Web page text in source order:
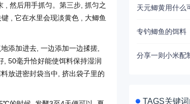
, 然后用手抓匀。第三步, 抓匀之
, 它在水里会现淡黄色 , 大鲫鱼
添加进去, 一边添加一边揉搓,
, 50毫升恰好能使饵料保持湿润
放进密封袋当中, 挤出袋子里的
天元鲫黄用什么
专钓鲫鱼的饵料
分享一则小米配
TAGS关键